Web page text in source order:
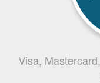
Visa,